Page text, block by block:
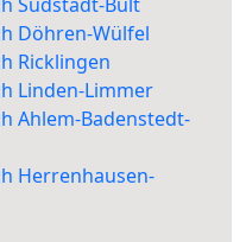
Döhren-Wülfel
Ricklingen
Linden-Limmer
Ahlem-Badenstedt-
Herrenhausen-